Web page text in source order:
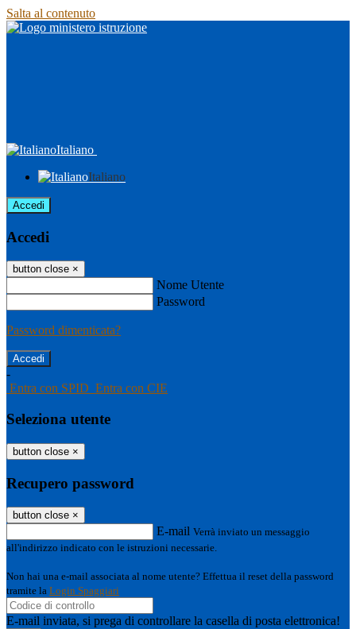
Salta al contenuto
Italiano
Italiano
Accedi
Accedi
button close ×
Nome Utente
Password
Password dimenticata?
-
Entra con SPID Entra con CIE
Seleziona utente
button close ×
Recupero password
button close ×
E-mail Verrà inviato un messaggio
all'indirizzo indicato con le istruzioni necessarie.
Non hai una e-mail associata al nome utente? Effettua il reset della password
tramite la Login Spaggiari
E-mail inviata, si prega di controllare la casella di posta elettronica!